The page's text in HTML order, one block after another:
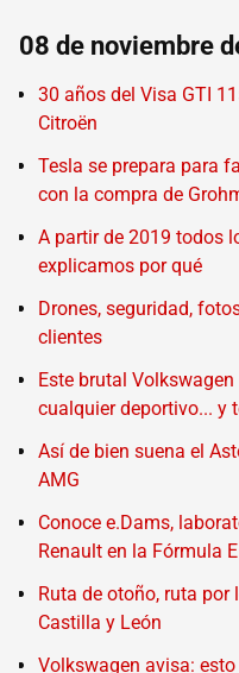
08 de noviembre
30 años del Visa GTI
Citroën
Tesla se prepara para
con la compra de
A partir de 2019 todos
explicamos por qué
Drones, seguridad,
clientes
Este brutal
cualquier deportivo... y
Así de bien suena el
AMG
Conoce e.Dams,
Renault en la Fórmula E
Ruta de otoño, ruta
Castilla y León
Volkswagen avisa: